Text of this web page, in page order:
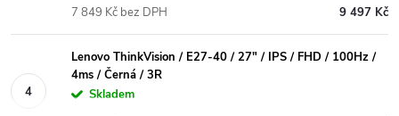
9 497 Kč
7 849 Kč bez DPH
Lenovo ThinkVision / E27-40 / 27" / IPS / FHD / 100Hz /
4ms / Černá / 3R
Skladem